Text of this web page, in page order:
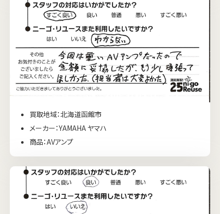
買取地域：北海道函館市
メーカー：YAMAHA ヤマハ
商品：AVアンプ